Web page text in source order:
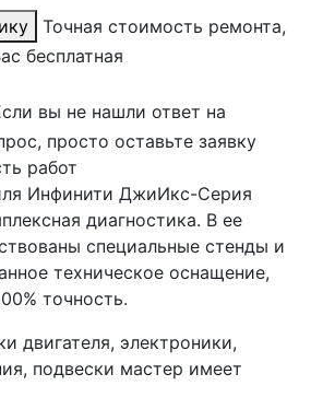
Точная стоимость ремонта,
бесплатная
вы не нашли ответ на
просто оставьте заявку
работ
Инфинити ДжиИкс-Серия
диагностика. В ее
специальные стенды и
техническое оснащение,
точность.
двигателя, электроники,
подвески мастер имеет